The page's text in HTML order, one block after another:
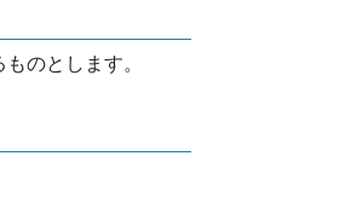
のとします。